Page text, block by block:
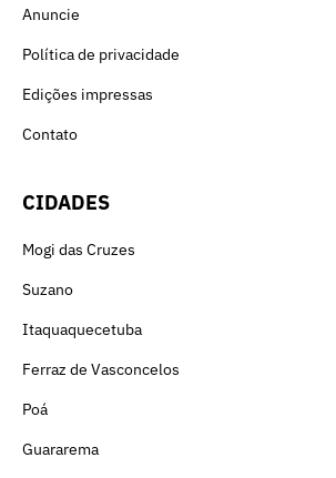
Anuncie
Política de privacidade
Edições impressas
Contato
CIDADES
Mogi das Cruzes
Suzano
Itaquaquecetuba
Ferraz de Vasconcelos
Poá
Guararema